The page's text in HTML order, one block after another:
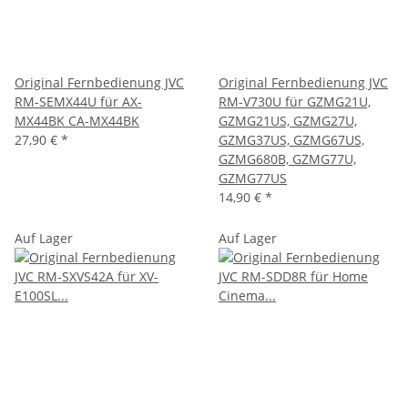
Original Fernbedienung JVC
RM-SEMX44U für AX-
MX44BK CA-MX44BK
27,90 € *
Original Fernbedienung JVC
RM-V730U für GZMG21U,
GZMG21US, GZMG27U,
GZMG37US, GZMG67US,
GZMG680B, GZMG77U,
GZMG77US
14,90 € *
Auf Lager Auf Lager